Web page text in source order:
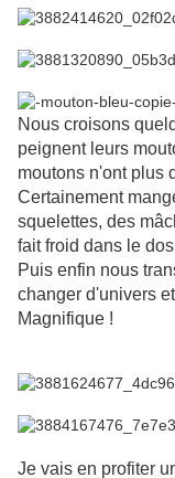
Nous croisons
peignent leurs
moutons n'ont plus
Certainement
squelettes, des
fait froid dans le
Puis enfin nous
changer d'univers
Magnifique !
Je vais en profiter